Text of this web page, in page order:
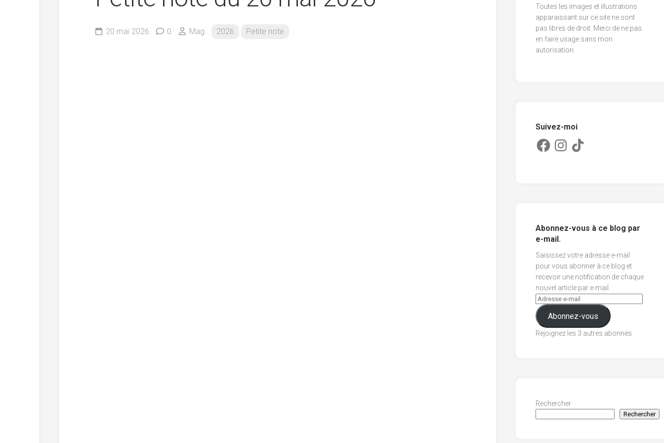
20 mai 2026 0 Mag 2026 Petite note
Toutes les images et illustrations
apparaissant sur ce site ne sont
pas libres de droit. Merci de ne pas
en faire usage sans mon
autorisation.
Suivez-moi
FacebookInstagram
TikTok
Abonnez-vous à ce blog par
e-mail.
Saisissez votre adresse e-mail
pour vous abonner à ce blog et
recevoir une notification de chaque
nouvel article par e-mail.
Abonnez-vous
Rejoignez les 3 autres abonnés
Rechercher
Rechercher